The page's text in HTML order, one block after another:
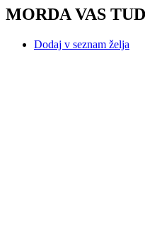
MORDA VAS
Dodaj v seznam želja